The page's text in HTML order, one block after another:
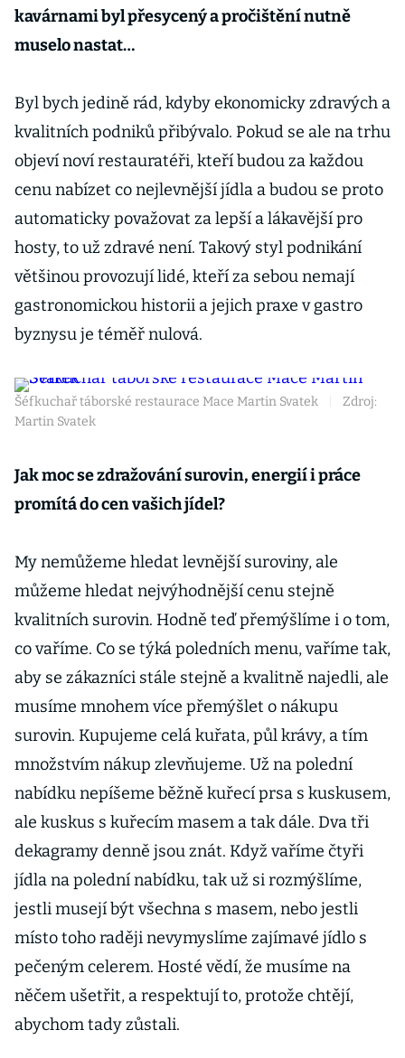
kavárnami byl přesycený a pročištění nutně
muselo nastat…
Byl bych jedině rád, kdyby ekonomicky zdravých a
kvalitních podniků přibývalo. Pokud se ale na trhu
objeví noví restauratéři, kteří budou za každou
cenu nabízet co nejlevnější jídla a budou se proto
automaticky považovat za lepší a lákavější pro
hosty, to už zdravé není. Takový styl podnikání
většinou provozují lidé, kteří za sebou nemají
gastronomickou historii a jejich praxe v gastro
byznysu je téměř nulová.
Šéfkuchař táborské restaurace Mace Martin Svatek
Zdroj:
Martin Svatek
Jak moc se zdražování surovin, energií i práce
promítá do cen vašich jídel?
My nemůžeme hledat levnější suroviny, ale
můžeme hledat nejvýhodnější cenu stejně
kvalitních surovin. Hodně teď přemýšlíme i o tom,
co vaříme. Co se týká poledních menu, vaříme tak,
aby se zákazníci stále stejně a kvalitně najedli, ale
musíme mnohem více přemýšlet o nákupu
surovin. Kupujeme celá kuřata, půl krávy, a tím
množstvím nákup zlevňujeme. Už na polední
nabídku nepíšeme běžně kuřecí prsa s kuskusem,
ale kuskus s kuřecím masem a tak dále. Dva tři
dekagramy denně jsou znát. Když vaříme čtyři
jídla na polední nabídku, tak už si rozmýšlíme,
jestli musejí být všechna s masem, nebo jestli
místo toho raději nevymyslíme zajímavé jídlo s
pečeným celerem. Hosté vědí, že musíme na
něčem ušetřit, a respektují to, protože chtějí,
abychom tady zůstali.